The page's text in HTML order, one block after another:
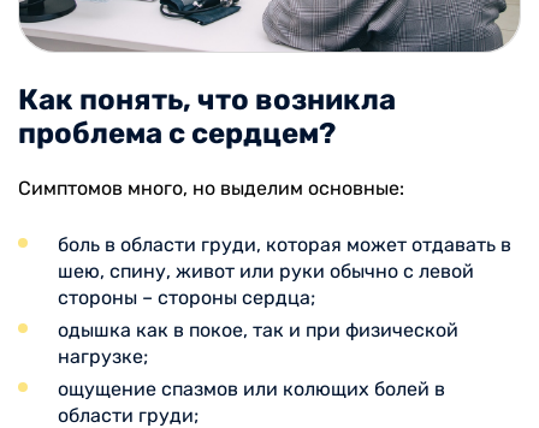
Как понять, что возникла
проблема с сердцем?
Симптомов много, но выделим основные:
боль в области груди, которая может отдавать в
шею, спину, живот или руки обычно с левой
стороны – стороны сердца;
одышка как в покое, так и при физической
нагрузке;
ощущение спазмов или колющих болей в
области груди;